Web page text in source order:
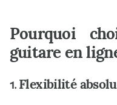
Pourquoi
guitare en
1. Flexibilité